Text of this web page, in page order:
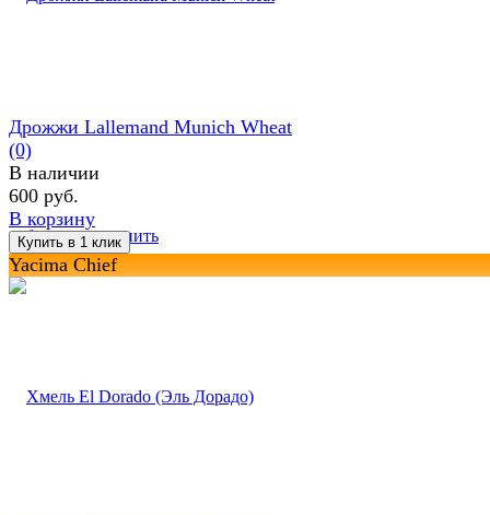
избранное сравнить
Дрожжи Lallemand Munich Wheat
(0)
В наличии
600 руб.
В корзину
Yacima Chief